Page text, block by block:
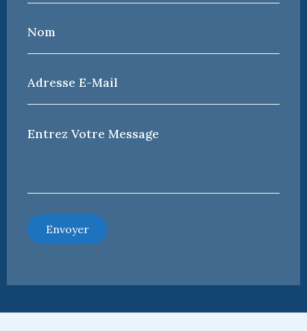
Nom
*
Adresse
e-
mail
Votre
Message
Envoyer